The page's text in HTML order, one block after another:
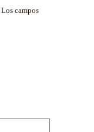
Los campos